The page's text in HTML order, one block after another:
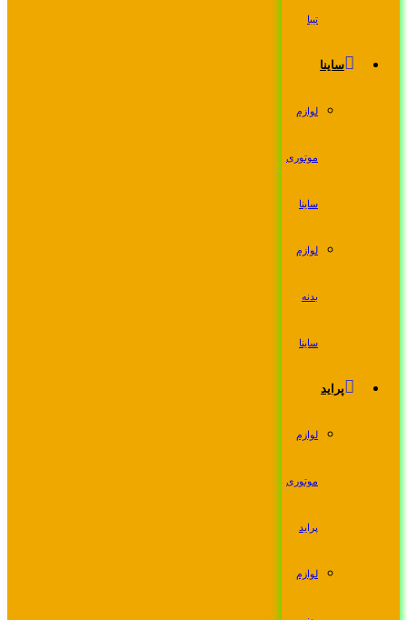
تیبا
ساینا
لوازم
موتوری
ساینا
لوازم
بدنه
ساینا
پراید
لوازم
موتوری
پراید
لوازم